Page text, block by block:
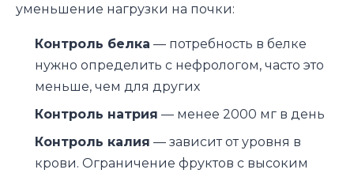
уменьшение нагрузки на почки:
Контроль белка — потребность в белке
нужно определить с нефрологом, часто это
меньше, чем для других
Контроль натрия — менее 2000 мг в день
Контроль калия — зависит от уровня в
крови. Ограничение фруктов с высоким